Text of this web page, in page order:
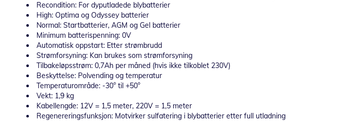
Recondition: For dyputladede blybatterier
High: Optima og Odyssey batterier
Normal: Startbatterier, AGM og Gel batterier
Minimum batterispenning: 0V
Automatisk oppstart: Etter strømbrudd
Strømforsyning: Kan brukes som strømforsyning
Tilbakeløpsstrøm: 0,7Ah per måned (hvis ikke tilkoblet 230V)
Beskyttelse: Polvending og temperatur
Temperaturområde: -30° til +50°
Vekt: 1,9 kg
Kabellengde: 12V = 1,5 meter, 220V = 1,5 meter
Regenereringsfunksjon: Motvirker sulfatering i blybatterier etter full utladning